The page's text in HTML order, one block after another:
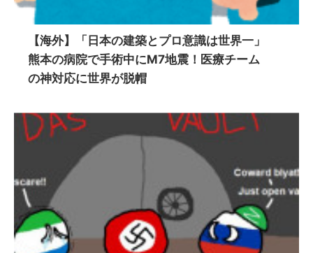
【海外】「日本の建築とプロ意識は世界一」
熊本の病院で手術中にM7地震！医療チーム
の神対応に世界が脱帽